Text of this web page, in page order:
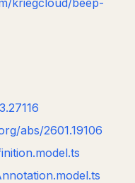
kriegcloud/beep-
abs/2601.19106